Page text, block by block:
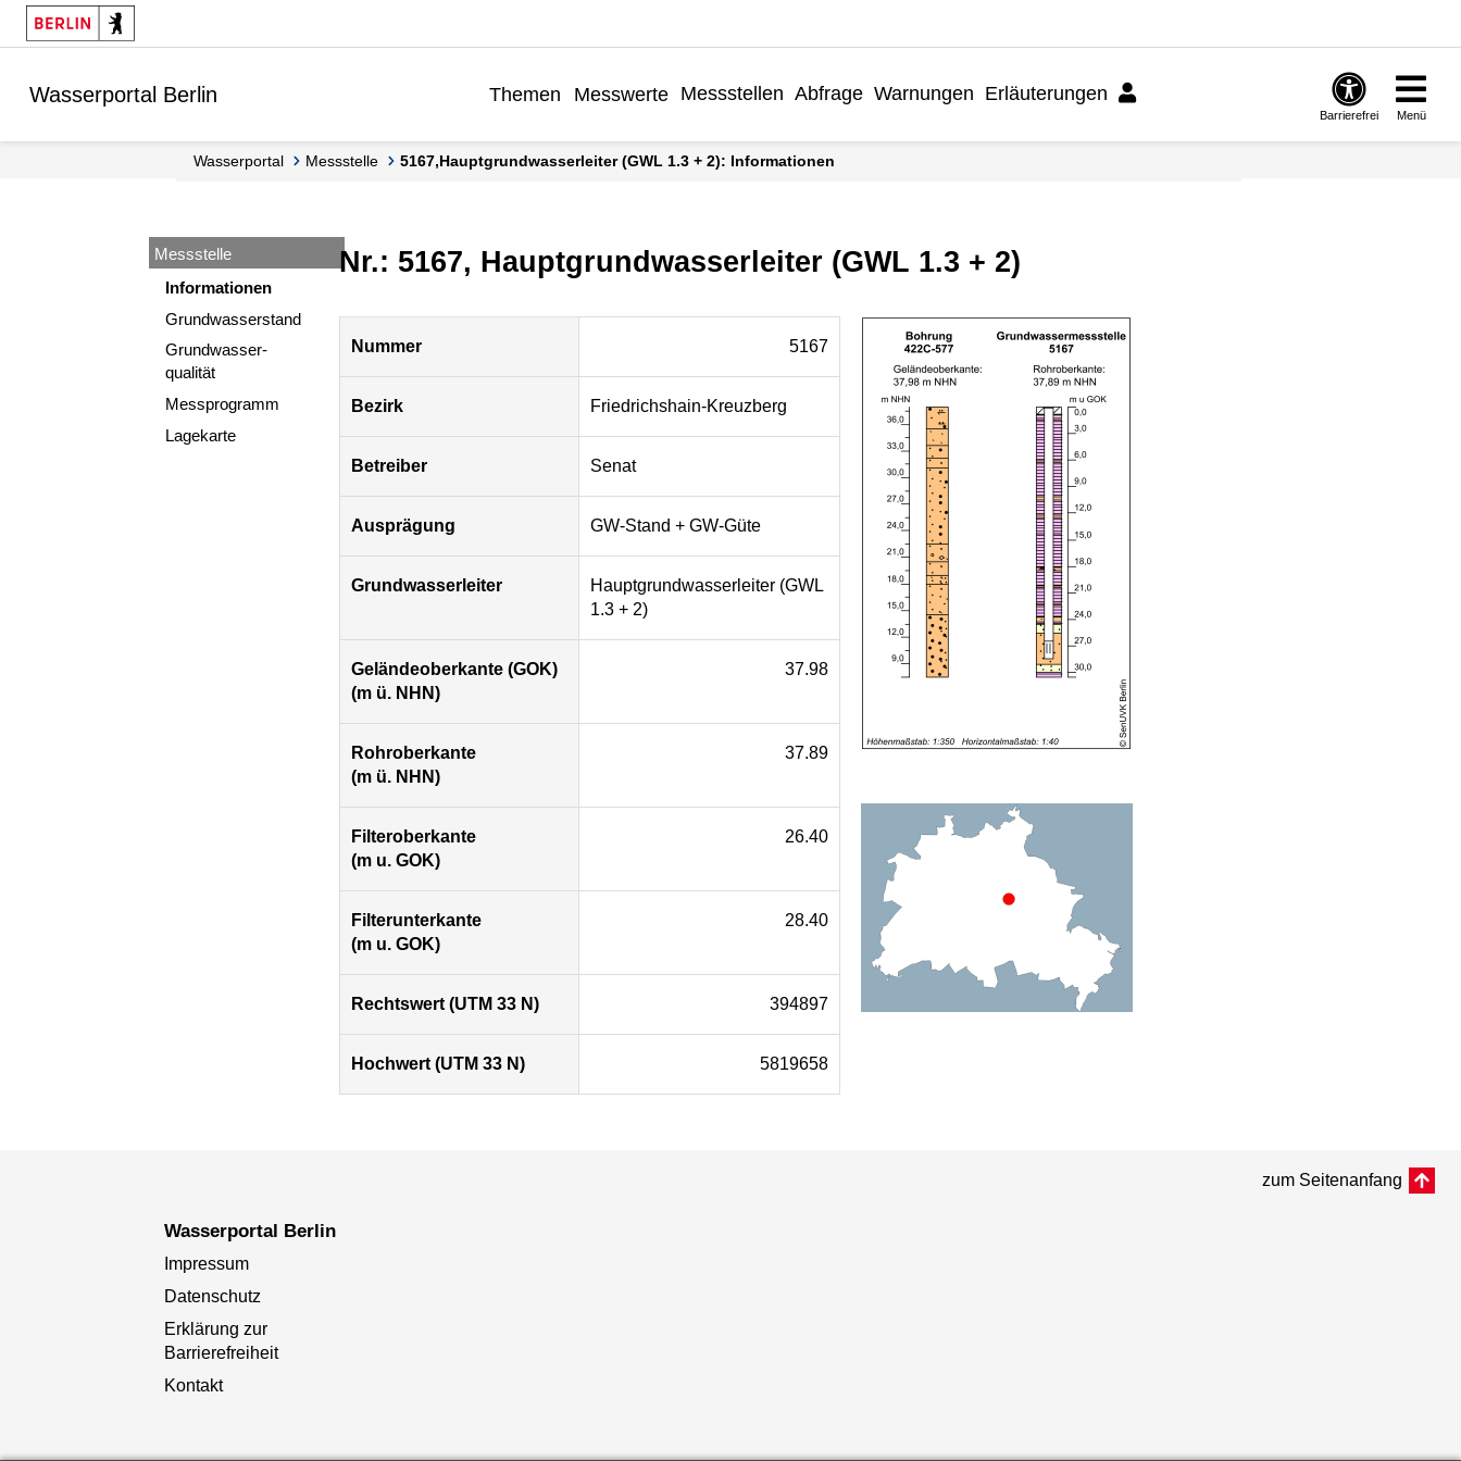
Springe zur Navigation
Springe zum Inhalt
Wasserportal Berlin Themen Messwerte Messstellen Abfrage Warnungen Erläuterungen
Barrierefrei Menü
Wasserportal Messstelle 5167,Hauptgrundwasserleiter (GWL 1.3 + 2): Informationen
Messstelle
Informationen
Grundwasserstand
Grundwasser-
qualität
Messprogramm
Lagekarte
Nr.: 5167, Hauptgrundwasserleiter (GWL 1.3 + 2)
Berlin
Nummer 5167
Bezirk Friedrichshain-Kreuzberg
Betreiber Senat
Ausprägung GW-Stand + GW-Güte
Grundwasserleiter
Hauptgrundwasserleiter (GWL
1.3 + 2)
Geländeoberkante (GOK)
(m ü. NHN)
37.98
Rohroberkante
(m ü. NHN)
37.89
Filteroberkante
(m u. GOK)
26.40
Filterunterkante
(m u. GOK)
28.40
Rechtswert (UTM 33 N) 394897
Hochwert (UTM 33 N) 5819658
zum Seitenanfang
Wasserportal Berlin
Impressum
Datenschutz
Erklärung zur
Barrierefreiheit
Kontakt